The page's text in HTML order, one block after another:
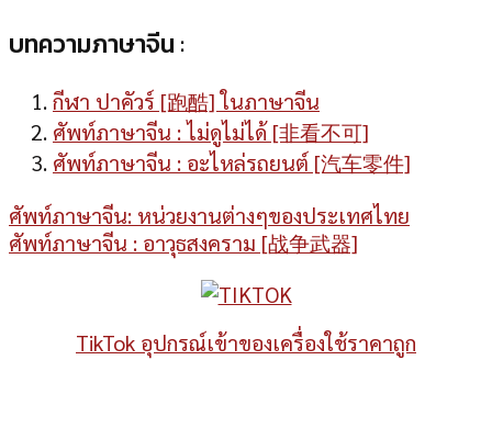
บทความภาษาจีน :
กีฬา ปาคัวร์ [跑酷] ในภาษาจีน
ศัพท์ภาษาจีน : ไม่ดูไม่ได้ [非看不可]
ศัพท์ภาษาจีน : อะไหล่รถยนต์ [汽车零件]
ศัพท์ภาษาจีน: หน่วยงานต่างๆของประเทศไทย
ศัพท์ภาษาจีน : อาวุธสงคราม [战争武器]
TikTok อุปกรณ์เข้าของเครื่องใช้ราคาถูก